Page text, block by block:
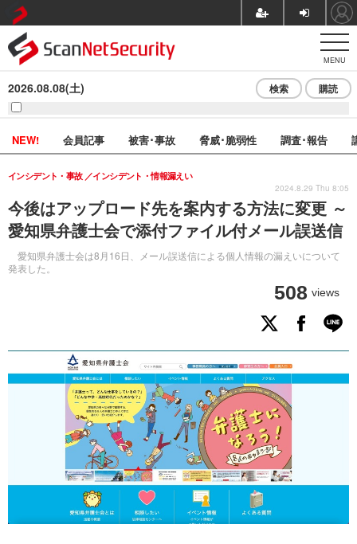
MENU
2026.08.08(土) 検索 購読
NEW! 会員記事 被害･事故 脅威･脆弱性 調査･報告
今後はアップロード先を案内する方法に変更 ～
愛知県弁護士会で添付ファイル付メール誤送信
愛知県弁護士会は8月16日、メール誤送信による個人情報の漏えいについて
発表した。
インシデント・事故 インシデント・情報漏えい
508 views
2024.8.29 Thu 8:05